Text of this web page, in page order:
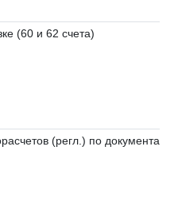
(60 и 62 счета)
(регл.) по документам